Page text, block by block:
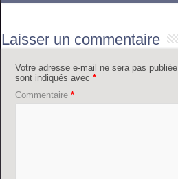
Laisser un commentaire
Votre adresse e-mail ne sera pas publiée.
sont indiqués avec*
Commentaire*